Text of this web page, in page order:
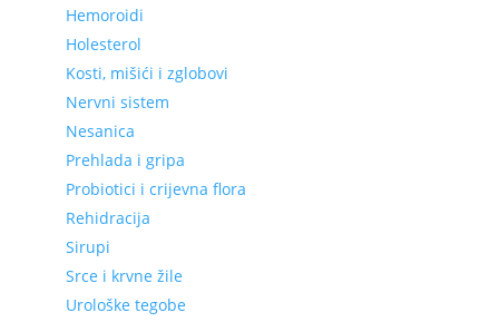
Hemoroidi
Holesterol
Kosti, mišići i zglobovi
Nervni sistem
Nesanica
Prehlada i gripa
Probiotici i crijevna flora
Rehidracija
Sirupi
Srce i krvne žile
Urološke tegobe